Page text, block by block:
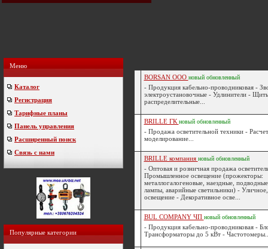
Меню
Каталог
Регистрация
Тарифные планы
Панель управления
Расширенный поиск
Связь с нами
Популярные категории
BORSAN ООО новый обновленный
- Продукция кабельно-проводниковая -
электроустановочные - Удлинители -
распределительные...
BRILLE ГК новый обновленный
- Продажа осветительной техники -
моделирование...
BRILLE компания новый обновленный
- Оптовая и розничная продажа
Промышленное освещение (прожекторы:
металлогалогеновые, наездные,
лампы, аварийные светильники) -
освещение - Декоративное осве...
BUL COMPANY ЧП новый обновленный
- Продукция кабельно-проводниковая -
Трансформаторы до 5 кВт -